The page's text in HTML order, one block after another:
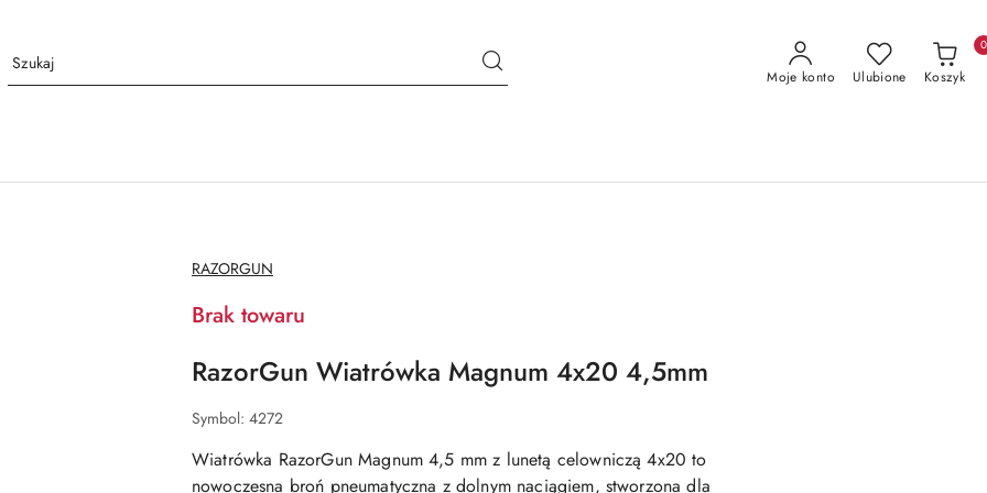
Moje konto Ulubione Koszyk
0
NAZWA
PRODUCENTA:
RAZORGUN
Brak towaru
RazorGun Wiatrówka Magnum 4x20 4,5mm
Symbol: 4272
Wiatrówka RazorGun Magnum 4,5 mm z lunetą celowniczą 4x20 to
nowoczesna broń pneumatyczna z dolnym naciągiem, stworzona dla